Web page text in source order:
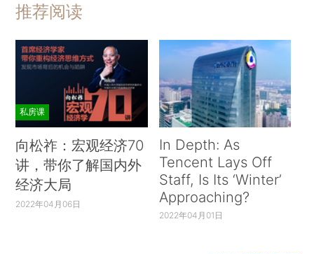
推荐阅读
私房课
向松祚：宏观经济70
讲，带你了解国内外
经济大局
2022年04月06日
In Depth: As
Tencent Lays Off
Staff, Is Its ‘Winter’
Approaching?
2022年04月01日